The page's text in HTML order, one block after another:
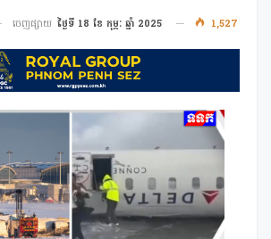
ចេញផ្សាយ ថ្ងៃទី 18 ខែ កុម្ភៈ ឆ្នាំ 2025 1,527